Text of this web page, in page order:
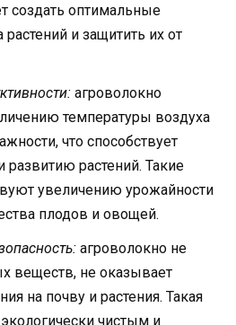
создать оптимальные
растений и защитить их от
агроволокно
температуры воздуха
что способствует
развитию растений. Такие
увеличению урожайности
плодов и овощей.
агроволокно не
веществ, не оказывает
на почву и растения. Такая
чистым и